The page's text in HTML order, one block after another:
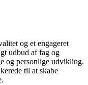
og et engageret
udbud af fag og
og personlige udvikling.
til at skabe